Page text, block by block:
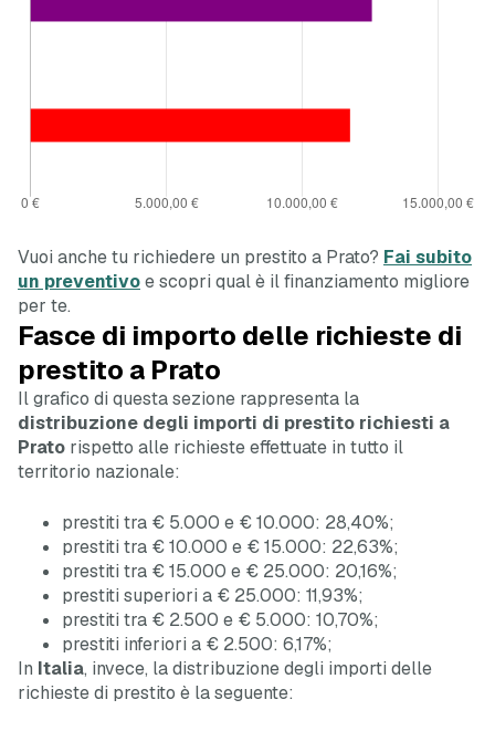
Vuoi anche tu richiedere un prestito a Prato? Fai subito
un preventivoe scopri qual è il finanziamento migliore
per te.
Fasce di importo delle richieste di
prestito a Prato
Il grafico di questa sezione rappresenta la
distribuzione degli importi di prestito richiesti a
Prato rispetto alle richieste effettuate in tutto il
territorio nazionale:
prestiti tra € 5.000 e € 10.000: 28,40%;
prestiti tra € 10.000 e € 15.000: 22,63%;
prestiti tra € 15.000 e € 25.000: 20,16%;
prestiti superiori a € 25.000: 11,93%;
prestiti tra € 2.500 e € 5.000: 10,70%;
prestiti inferiori a € 2.500: 6,17%;
In Italia, invece, la distribuzione degli importi delle
richieste di prestito è la seguente: